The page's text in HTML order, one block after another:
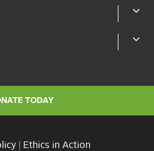
TODAY
Ethics in Action